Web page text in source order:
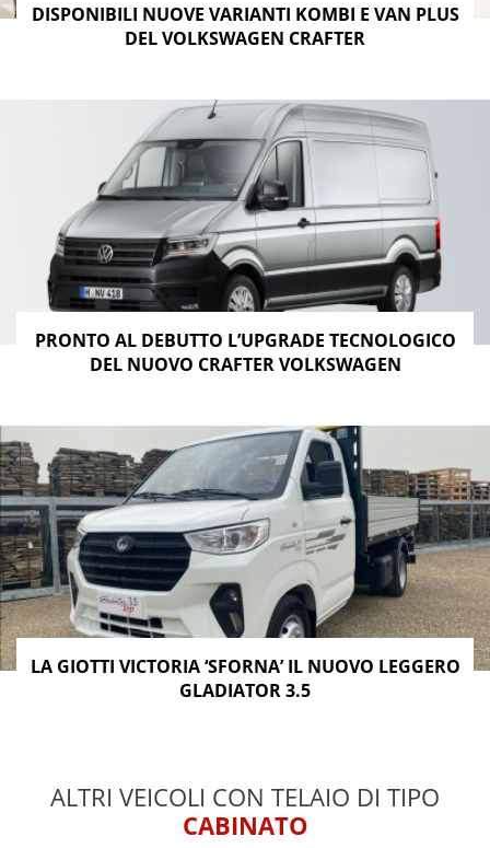
DISPONIBILI NUOVE VARIANTI KOMBI E VAN PLUS
DEL VOLKSWAGEN CRAFTER
PRONTO AL DEBUTTO L’UPGRADE TECNOLOGICO
DEL NUOVO CRAFTER VOLKSWAGEN
LA GIOTTI VICTORIA ‘SFORNA’ IL NUOVO LEGGERO
GLADIATOR 3.5
ALTRI VEICOLI CON TELAIO DI TIPO
CABINATO